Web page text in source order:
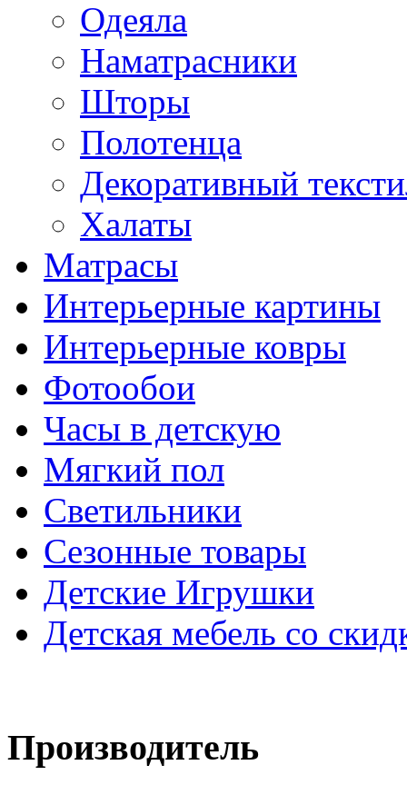
Одеяла
Наматрасники
Шторы
Полотенца
Декоративный
Халаты
Матрасы
Интерьерные картины
Интерьерные ковры
Фотообои
Часы в детскую
Мягкий пол
Светильники
Сезонные товары
Детские Игрушки
Детская мебель со
Производитель